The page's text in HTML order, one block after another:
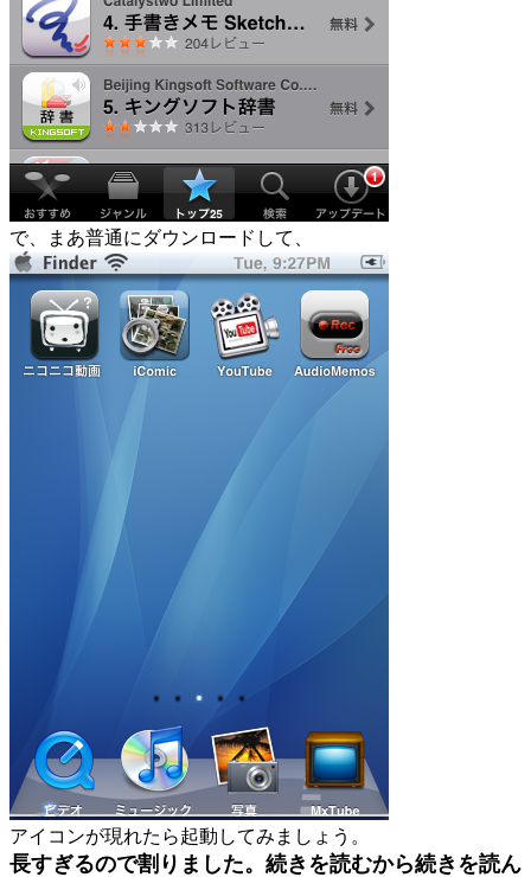
で、まあ普通にダウンロードして、
アイコンが現れたら起動してみましょう。
長すぎるので割りました。続きを読むから続きを読ん